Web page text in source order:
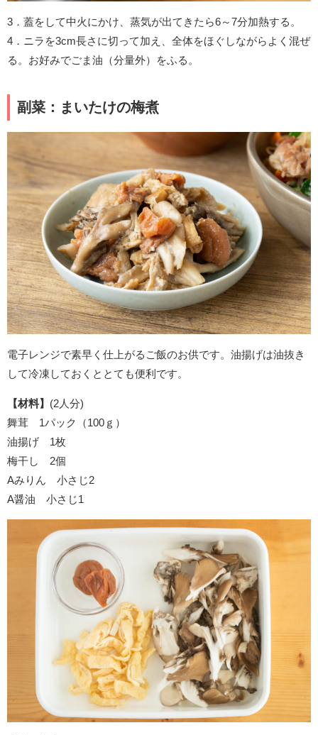
3．蓋をして中火にかけ、蒸気が出てきたら6～7分加熱する。
4．ニラを3cm長さに切って加え、全体をほぐしながらよく混ぜ
る。お好みでごま油（分量外）をふる。
副菜：まいたけの梅煮
電子レンジで素早く仕上がるご飯のお供です。油揚げは油抜き
して冷凍しておくととても便利です。
【材料】 (2人分)
舞茸 1パック（100ｇ）
油揚げ 1枚
梅干し 2個
Aみりん 小さじ2
A醤油 小さじ1